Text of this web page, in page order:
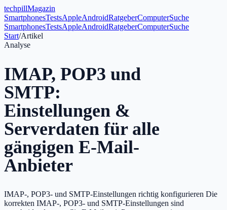
techpillMagazin
SmartphonesTestsAppleAndroidRatgeberComputerSuche
SmartphonesTestsAppleAndroidRatgeberComputerSuche
Start/Artikel
Analyse
IMAP, POP3 und
SMTP:
Einstellungen &
Serverdaten für alle
gängigen E-Mail-
Anbieter
IMAP-, POP3- und SMTP-Einstellungen richtig konfigurieren Die
korrekten IMAP-, POP3- und SMTP-Einstellungen sind